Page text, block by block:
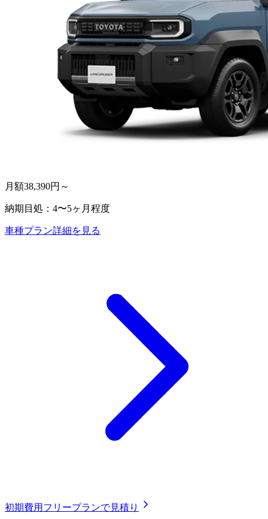
月額38,390円～
納期目処： 4〜5ヶ月程度
車種プラン詳細を見る
初期費用フリープランで見積り